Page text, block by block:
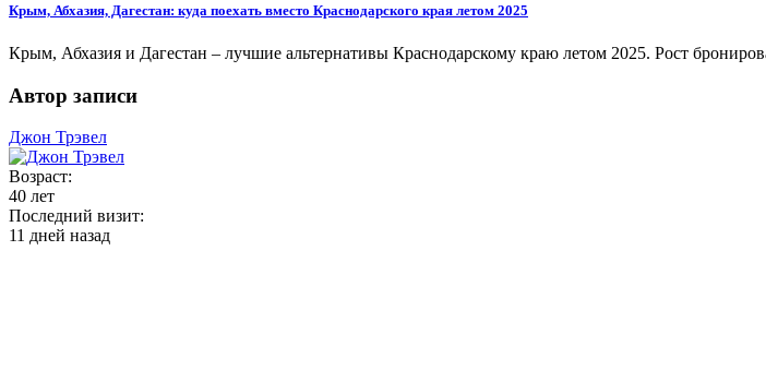
Крым, Абхазия, Дагестан: куда поехать вместо Краснодарского края летом 2025
Крым, Абхазия и Дагестан – лучшие альтернативы Краснодарскому краю летом 2025. Рост
Автор записи
Джон Трэвел
Возраст:
40 лет
Последний визит:
11 дней назад